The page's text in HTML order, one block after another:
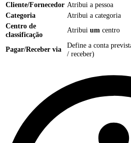
Cliente/Fornecedor Atribui a pessoa
Categoria
Atribui a categoria
Centro de
classificação
Atribui um centro
Pagar/Receber via
Define a conta
/ receber)